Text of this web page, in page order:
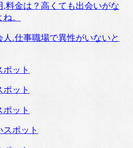
,料金は？高くても出会いがな
。
.仕事職場で異性がいないと
ット
ット
ット
ポット